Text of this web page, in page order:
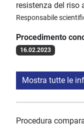
resistenza del riso
Responsabile
Procedimento
16.02.2023
Mostra tutte le
Procedura